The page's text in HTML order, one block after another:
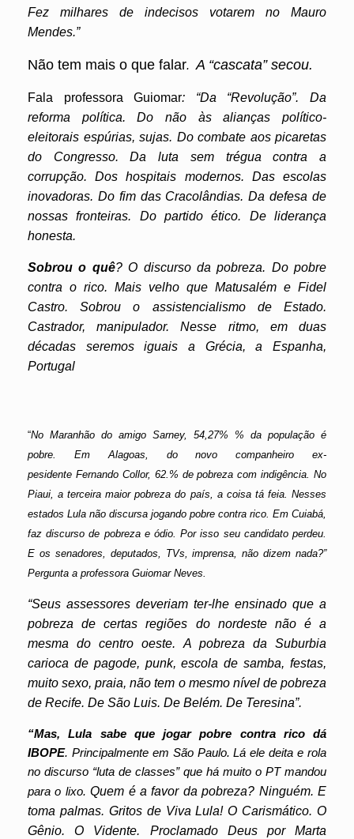
Fez milhares de indecisos votarem no Mauro
Mendes.”
Não tem mais o que falar. A “cascata” secou.
Fala professora Guiomar: “Da “Revolução”. Da
reforma política. Do não às alianças político-
eleitorais espúrias, sujas. Do combate aos picaretas
do Congresso. Da luta sem trégua contra a
corrupção. Dos hospitais modernos. Das escolas
inovadoras. Do fim das Cracolândias.Da defesa de
nossas fronteiras. Do partido ético. De liderança
honesta.
Sobrou o quê? O discurso da pobreza. Do pobre
contra o rico. Mais velho que Matusalém e Fidel
Castro. Sobrou o assistencialismo de Estado.
Castrador, manipulador. Nesse ritmo, em duas
décadas seremos iguais a Grécia, a Espanha,
Portugal
“No Maranhão do amigo Sarney, 54,27% % da população é
pobre. Em Alagoas, do novo companheiro ex-
pesidente Fernando Collor, 62.% de pobreza com indigência. No
Piaui, a terceira maior pobreza do país, a coisa tá feia. Nesses
estados Lula não discursa jogando pobre contra rico. Em Cuiabá,
faz discurso de pobreza e ódio. Por isso seu candidato perdeu.
E os senadores, deputados, TVs, imprensa, não dizem nada?”
Pergunta a professora Guiomar Neves.
“Seus assessores deveriam ter-lhe ensinado que a
pobreza de certas regiões do nordeste não é a
mesma do centro oeste. A pobreza da Suburbia
carioca de pagode, punk, escola de samba, festas,
muito sexo, praia, não tem o mesmo nível de pobreza
de Recife. De São Luis. De Belém. De Teresina”.
“Mas, Lula sabe que jogar pobre contra rico dá
IBOPE. Principalmente em São Paulo. Lá ele deita e rola
no discurso “luta de classes” que há muito o PT mandou
para o lixo.Quem é a favor da pobreza? Ninguém. E
toma palmas. Gritos de Viva Lula! O Carismático. O
Gênio. O Vidente. Proclamado Deus por Marta